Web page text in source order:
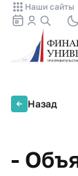
Наши сайты
Назад
-